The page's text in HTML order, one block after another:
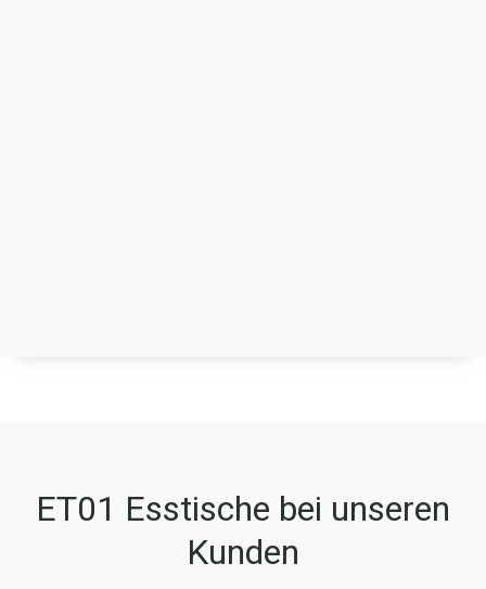
ET01 Esstische bei unseren
Kunden